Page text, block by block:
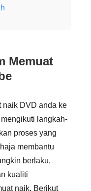
Memuat
naik DVD anda ke
langkah-
proses yang
membantu
berlaku,
kualiti
naik. Berikut